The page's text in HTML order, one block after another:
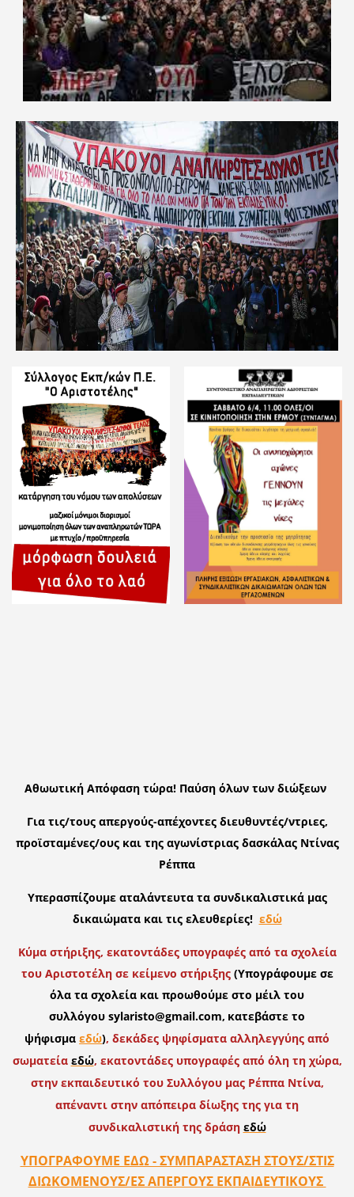
Αθωωτική Απόφαση τώρα! Παύση όλων των διώξεων
Για τις/τους απεργούς-απέχοντες διευθυντές/ντριες,
προϊσταμένες/ους και της αγωνίστριας δασκάλας Ντίνας
Ρέππα
Υπερασπίζουμε αταλάντευτα τα συνδικαλιστικά μας
δικαιώματα και τις ελευθερίες! εδώ
Κύμα στήριξης, εκατοντάδες υπογραφές από τα σχολεία
του Αριστοτέλη σε κείμενο στήριξης (Υπογράφουμε σε
όλα τα σχολεία και προωθούμε στο μέιλ του
συλλόγου sylaristo@gmail.com, κατεβάστε το
ψήφισμα εδώ), δεκάδες ψηφίσματα αλληλεγγύης από
σωματεία εδώ, εκατοντάδες υπογραφές από όλη τη χώρα,
στην εκπαιδευτικό του Συλλόγου μας Ρέππα Ντίνα,
απέναντι στην απόπειρα δίωξης της για τη
συνδικαλιστική της δράση εδώ
ΥΠΟΓΡΑΦΟΥΜΕ ΕΔΩ - ΣΥΜΠΑΡΑΣΤΑΣΗ ΣΤΟΥΣ/ΣΤΙΣ
ΔΙΩΚΟΜΕΝΟΥΣ/ΕΣ ΑΠΕΡΓΟΥΣ ΕΚΠΑΙΔΕΥΤΙΚΟΥΣ